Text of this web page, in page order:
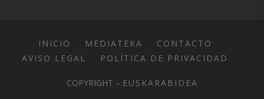
INICIO MEDIATEKA
CONTACTO
AVISO LEGAL
POLÍTICA DE PRIVACIDAD
COPYRIGHT – EUSKARABIDEA